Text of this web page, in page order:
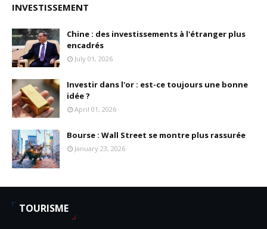
INVESTISSEMENT
Chine : des investissements à l'étranger plus
encadrés
July 01, 2026
Investir dans l'or : est-ce toujours une bonne
idée ?
April 01, 2026
Bourse : Wall Street se montre plus rassurée
January 23, 2026
TOURISME